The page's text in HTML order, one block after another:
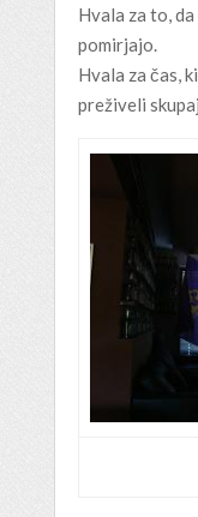
Hvala za to,
pomirjajo.
Hvala za čas,
preživeli